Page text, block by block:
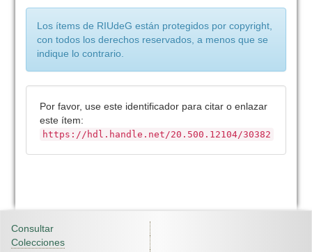
Los ítems de RIUdeG están protegidos por copyright,
con todos los derechos reservados, a menos que se
indique lo contrario.
Por favor, use este identificador para citar o enlazar
este ítem:
https://hdl.handle.net/20.500.12104/30382
Consultar
Colecciones